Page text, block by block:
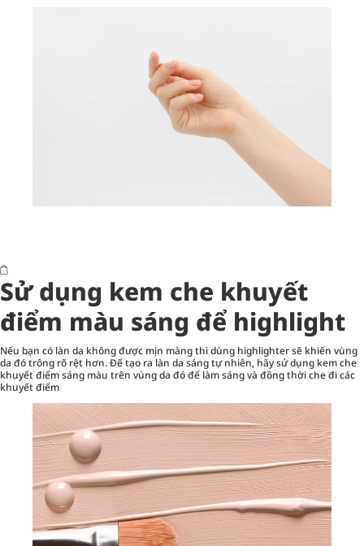
Sử dụng kem che khuyết
điểm màu sáng để highlight
Nếu bạn có làn da không được mịn màng thì dùng highlighter sẽ khiến vùng
da đó trông rõ rệt hơn. Để tạo ra làn da sáng tự nhiên, hãy sử dụng kem che
khuyết điểm sáng màu trên vùng da đó để làm sáng và đồng thời che đi các
khuyết điểm